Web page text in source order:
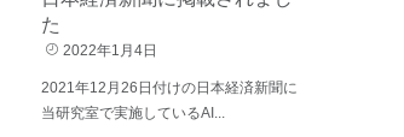
た
2022年1月4日
2021年12月26日付けの日本経済新聞に
当研究室で実施しているAI...